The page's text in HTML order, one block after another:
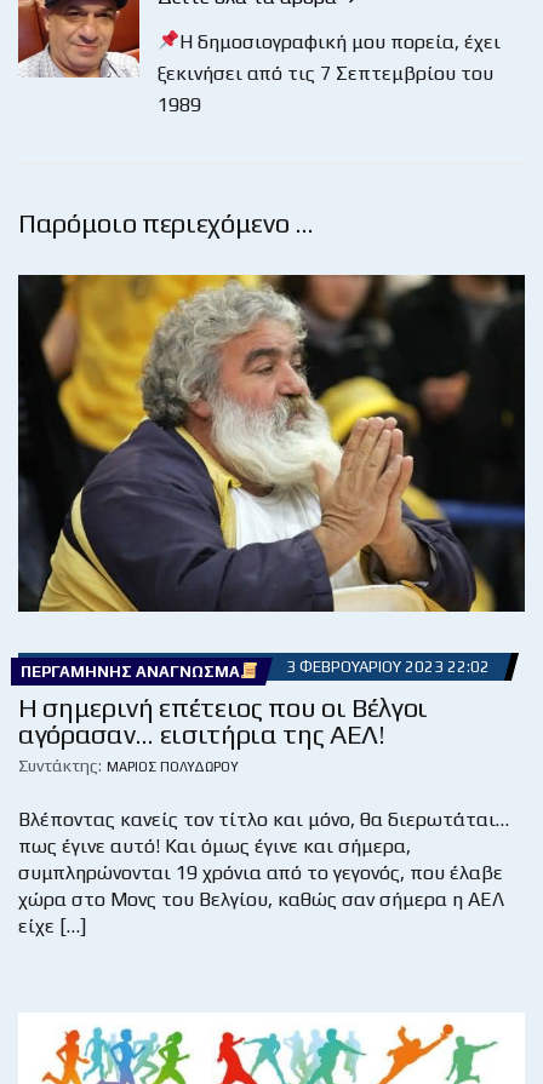
Η δημοσιογραφική μου πορεία, έχει
ξεκινήσει από τις 7 Σεπτεμβρίου του
1989
Παρόμοιο περιεχόμενο …
ΠΕΡΓΑΜΗΝΉΣ ΑΝΆΓΝΩΣΜΑ 3 ΦΕΒΡΟΥΑΡΊΟΥ 2023 22:02
Η σημερινή επέτειος που οι Βέλγοι
αγόρασαν… εισιτήρια της ΑΕΛ!
Συντάκτης: ΜΆΡΙΟΣ ΠΟΛΥΔΏΡΟΥ
Βλέποντας κανείς τον τίτλο και μόνο, θα διερωτάται…
πως έγινε αυτό! Και όμως έγινε και σήμερα,
συμπληρώνονται 19 χρόνια από το γεγονός, που έλαβε
χώρα στο Μονς του Βελγίου, καθώς σαν σήμερα η ΑΕΛ
είχε […]